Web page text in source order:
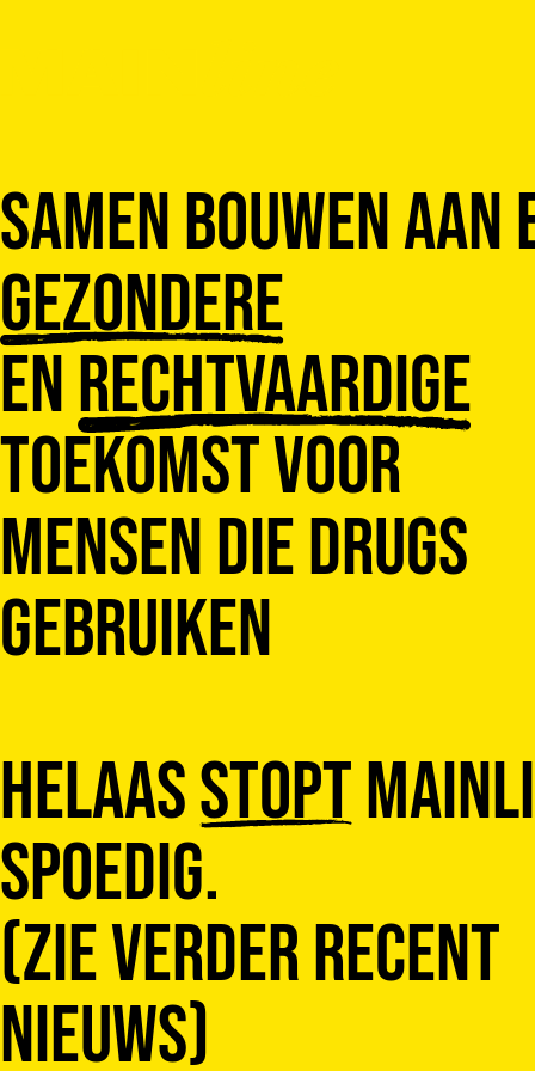
Samen bouwen aan
gezondere
enrechtvaardige
toekomst voor
mensen die drugs
gebruiken
Helaasstopt
spoedig.
(Zie verder recent
nieuws)